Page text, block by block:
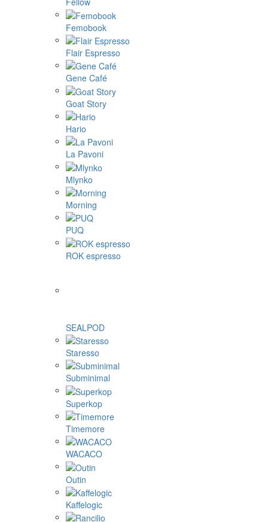
Femobook
Flair Espresso
Gene Café
Goat Story
Hario
La Pavoni
Mlynko
Morning
PUQ
ROK espresso
SEALPOD
Staresso
Subminimal
Superkop
Timemore
WACACO
Outin
Kaffelogic